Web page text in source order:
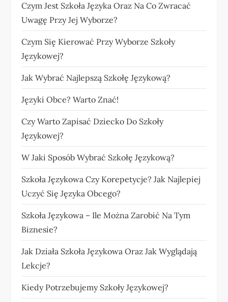
Czym Jest Szkoła Języka Oraz Na Co Zwracać
Uwagę Przy Jej Wyborze?
Czym Się Kierować Przy Wyborze Szkoły
Językowej?
Jak Wybrać Najlepszą Szkołę Językową?
Języki Obce? Warto Znać!
Czy Warto Zapisać Dziecko Do Szkoły
Językowej?
W Jaki Sposób Wybrać Szkołę Językową?
Szkoła Językowa Czy Korepetycje? Jak Najlepiej
Uczyć Się Języka Obcego?
Szkoła Językowa – Ile Można Zarobić Na Tym
Biznesie?
Jak Działa Szkoła Językowa Oraz Jak Wyglądają
Lekcje?
Kiedy Potrzebujemy Szkoły Językowej?